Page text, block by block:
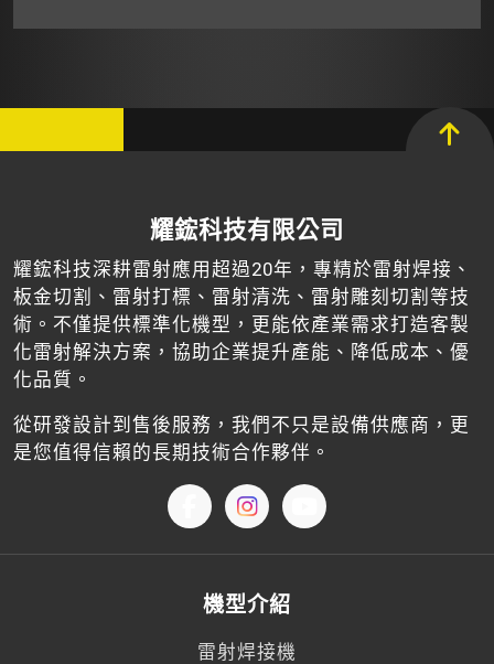
耀鋐科技有限公司
耀鋐科技深耕雷射應用超過20年，專精於雷射焊接、
板金切割、雷射打標、雷射清洗、雷射雕刻切割等技
術。不僅提供標準化機型，更能依產業需求打造客製
化雷射解決方案，協助企業提升產能、降低成本、優
化品質。
從研發設計到售後服務，我們不只是設備供應商，更
是您值得信賴的長期技術合作夥伴。
機型介紹
雷射焊接機